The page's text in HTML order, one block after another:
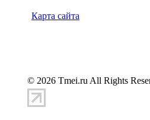
Карта сайта
© 2026 Tmei.ru All Rights